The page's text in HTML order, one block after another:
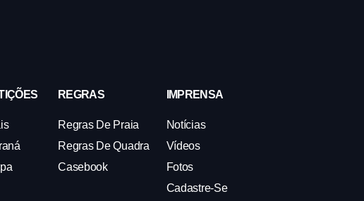
REGRAS
Regras De Praia
Regras De Quadra
Casebook
IMPRENSA
Notícias
Vídeos
Fotos
Cadastre-Se